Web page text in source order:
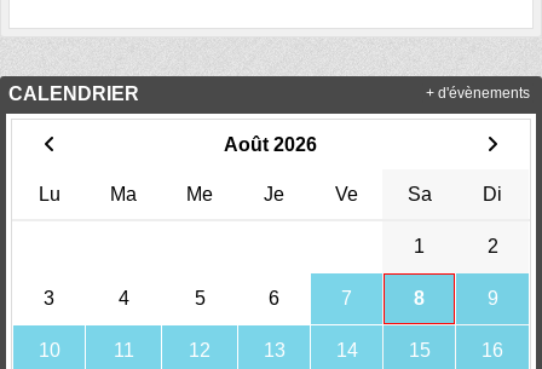
CALENDRIER
Août 2026
Lu Ma Me Je Ve Sa Di
1 2
3 4 5 6 7 8 9
10 11 12 13 14 15 16
+ d'évènements